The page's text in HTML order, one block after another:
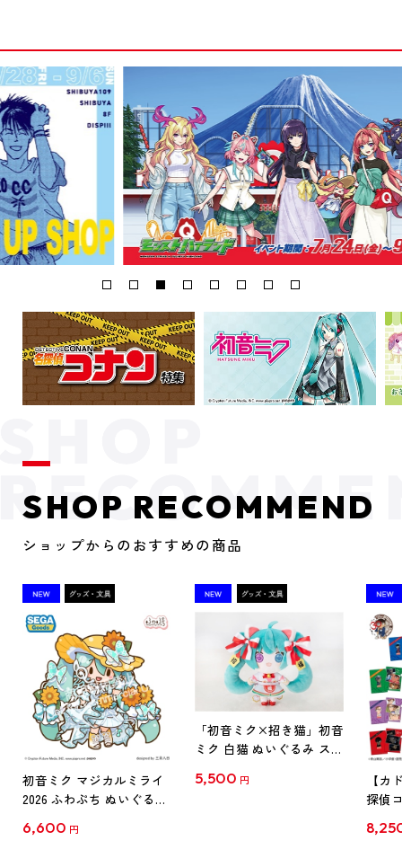
SHOP RECOMMEND
ショップからのおすすめの商品
初音ミク マジカルミライ
2026 ふわぷち ぬいぐるみ
6,600 円
「初音ミク×招き猫」初音
ミク 白猫 ぬいぐるみ スタ
5,500 円
【カ
探偵
クリ